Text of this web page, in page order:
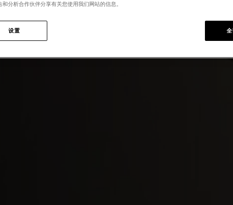
和分析合作伙伴分享有关您使用我们网站的信息。
设置